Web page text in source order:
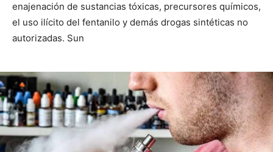
enajenación de sustancias tóxicas, precursores químicos,
el uso ilícito del fentanilo y demás drogas sintéticas no
autorizadas. Sun